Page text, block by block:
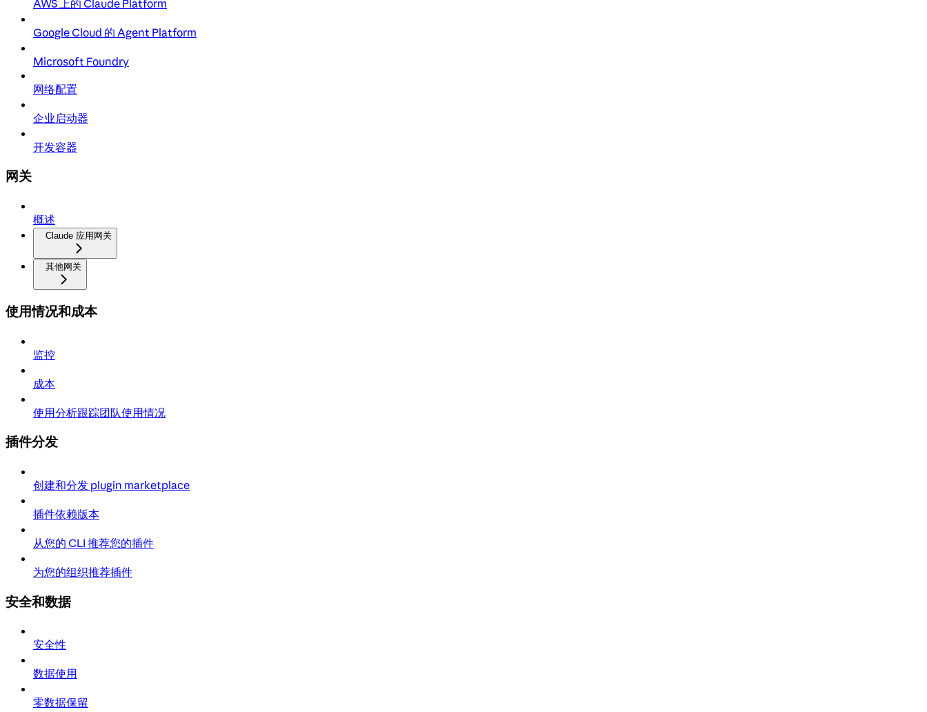
AWS 上的 Claude Platform
Google Cloud 的 Agent Platform
Microsoft Foundry
网络配置
企业启动器
开发容器
网关
概述
Claude 应用网关
其他网关
使用情况和成本
监控
成本
使用分析跟踪团队使用情况
插件分发
创建和分发 plugin marketplace
插件依赖版本
从您的 CLI 推荐您的插件
为您的组织推荐插件
安全和数据
安全性
数据使用
零数据保留